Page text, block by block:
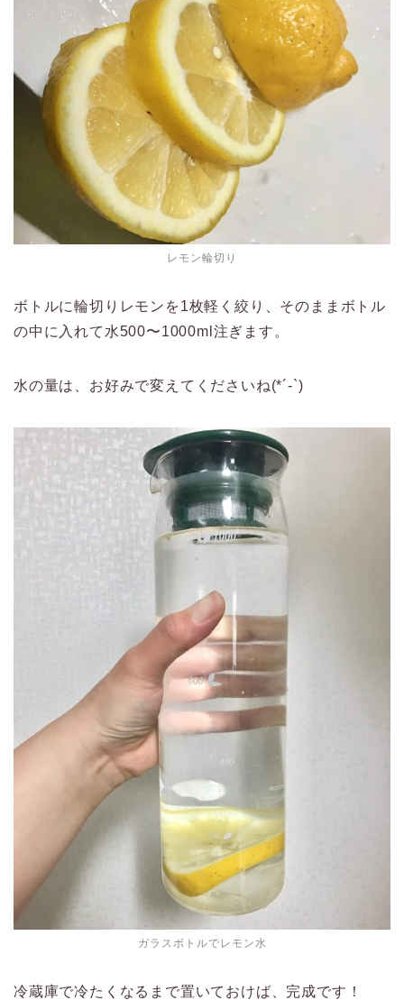
レモン輪切り
ボトルに輪切りレモンを1枚軽く絞り、そのままボトル
の中に入れて水500〜1000ml注ぎます。
水の量は、お好みで変えてくださいね(*´-`)
ガラスボトルでレモン水
冷蔵庫で冷たくなるまで置いておけば、完成です！